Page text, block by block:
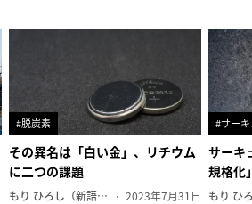
#脱炭素
その異名は「白い金」、リチウム
に二つの課題
もり ひろし（新語ウォッチャー） 2023年7月31日
#サー
サーキ
規格化